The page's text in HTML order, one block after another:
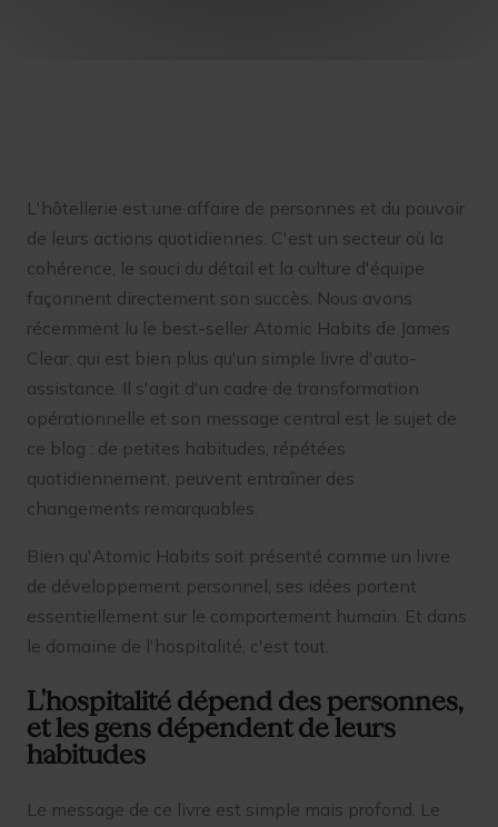
L'hôtellerie est une affaire de personnes et du pouvoir
de leurs actions quotidiennes. C'est un secteur où la
cohérence, le souci du détail et la culture d'équipe
façonnent directement son succès. Nous avons
récemment lu le best-seller Atomic Habits de James
Clear, qui est bien plus qu'un simple livre d'auto-
assistance. Il s'agit d'un cadre de transformation
opérationnelle et son message central est le sujet de
ce blog : de petites habitudes, répétées
quotidiennement, peuvent entraîner des
changements remarquables.
Bien qu'Atomic Habits soit présenté comme un livre
de développement personnel, ses idées portent
essentiellement sur le comportement humain. Et dans
le domaine de l'hospitalité, c'est tout.
L'hospitalité dépend des personnes,
et les gens dépendent de leurs
habitudes
Le message de ce livre est simple mais profond. Le